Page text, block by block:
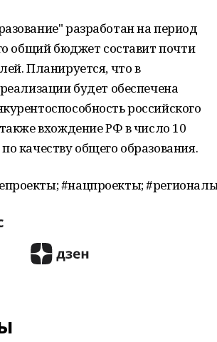
разработан на период
общий бюджет составит почти
Планируется, что в
будет обеспечена
российского
вхождение РФ в число 10
качеству общего образования.
#нацпроекты;